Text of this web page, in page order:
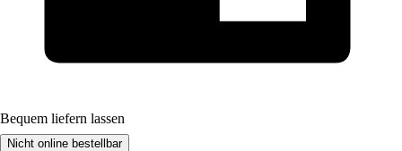
Bequem liefern lassen
Nicht online bestellbar